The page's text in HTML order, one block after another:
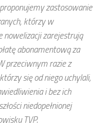
zastosowanie
którzy w
nowelizacji zarejestrują
abonamentową za
przeciwnym razie z
się od niego uchylali,
i bez ich
niedopełnionej
TVP.